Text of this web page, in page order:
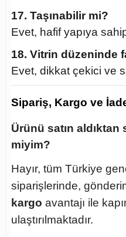
17. Taşınabilir mi?
Evet, hafif yapıya
18. Vitrin düzeninde
Evet, dikkat çekici ve
Sipariş, Kargo ve
Ürünü satın
miyim?
Hayır, tüm Türkiye
siparişlerinde,
kargo avantajı ile
ulaştırılmaktadır.